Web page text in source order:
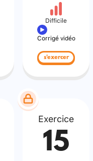
Difficile
Corrigé vidéo
s'exercer
Exercice
15